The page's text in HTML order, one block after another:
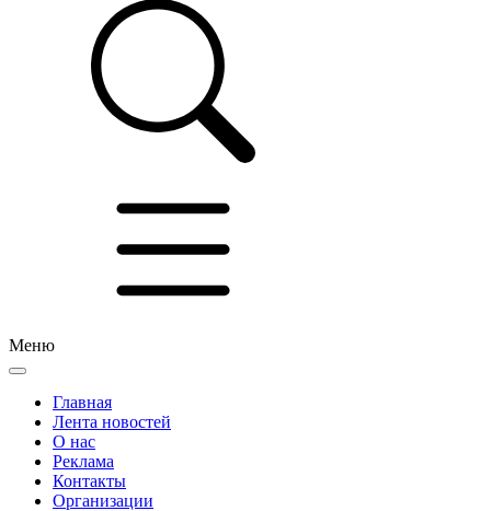
Меню
Главная
Лента новостей
О нас
Реклама
Контакты
Организации